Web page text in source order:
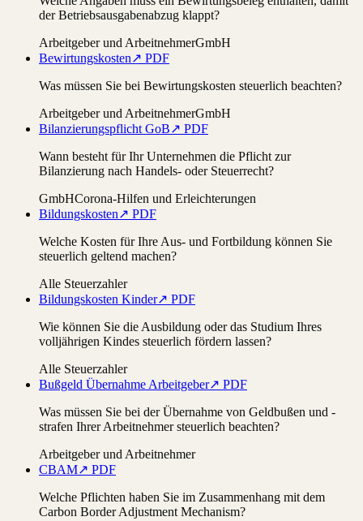
der Betriebsausgabenabzug klappt?
Arbeitgeber und ArbeitnehmerGmbH
Bewirtungskosten↗ PDF
Was müssen Sie bei Bewirtungskosten steuerlich beachten?
Arbeitgeber und ArbeitnehmerGmbH
Bilanzierungspflicht GoB↗ PDF
Wann besteht für Ihr Unternehmen die Pflicht zur
Bilanzierung nach Handels- oder Steuerrecht?
GmbHCorona-Hilfen und Erleichterungen
Bildungskosten↗ PDF
Welche Kosten für Ihre Aus- und Fortbildung können Sie
steuerlich geltend machen?
Alle Steuerzahler
Bildungskosten Kinder↗ PDF
Wie können Sie die Ausbildung oder das Studium Ihres
volljährigen Kindes steuerlich fördern lassen?
Alle Steuerzahler
Bußgeld Übernahme Arbeitgeber↗ PDF
Was müssen Sie bei der Übernahme von Geldbußen und -
strafen Ihrer Arbeitnehmer steuerlich beachten?
Arbeitgeber und Arbeitnehmer
CBAM↗ PDF
Welche Pflichten haben Sie im Zusammenhang mit dem
Carbon Border Adjustment Mechanism?